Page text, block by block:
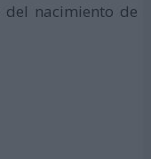
del nacimiento de